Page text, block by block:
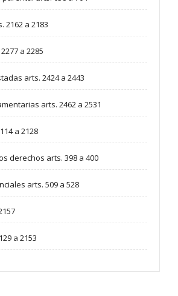
2162 a 2183
a 2285
arts. 2424 a 2443
arts. 2462 a 2531
a 2128
derechos arts. 398 a 400
arts. 509 a 528
a 2153